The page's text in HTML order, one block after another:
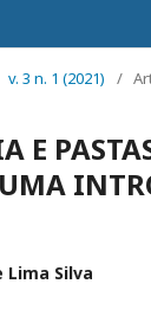
v. 3 n. 1 (2021) /
E
Lima Silva